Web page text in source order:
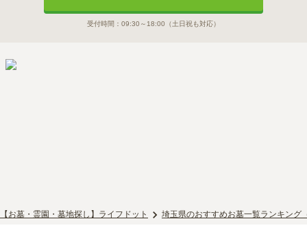
受付時間： 09:30～18:00 （土日祝も対応）
【お墓・霊園・墓地探し】ライフドット 埼玉県のおすすめお墓一覧ランキング